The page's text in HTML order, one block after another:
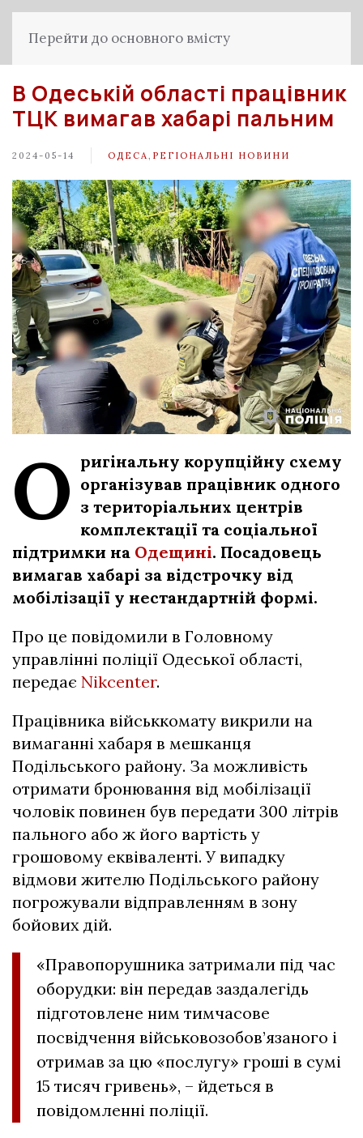
Перейти до основного вмісту
В Одеській області працівник
ТЦК вимагав хабарі пальним
2024-05-14 ОДЕСА РЕГІОНАЛЬНІ НОВИНИ
О ригінальну корупційну схему
організував працівник одного
з територіальних центрів
комплектації та соціальної
підтримки на Одещині. Посадовець
вимагав хабарі за відстрочку від
мобілізації у нестандартній формі.
Про це повідомили в Головному
управлінні поліції Одеської області,
передає Nikcenter.
Працівника військкомату викрили на
вимаганні хабаря в мешканця
Подільського району. За можливість
отримати бронювання від мобілізації
чоловік повинен був передати 300 літрів
пального або ж його вартість у
грошовому еквіваленті. У випадку
відмови жителю Подільського району
погрожували відправленням в зону
бойових дій.
«Правопорушника затримали під час
оборудки: він передав заздалегідь
підготовлене ним тимчасове
посвідчення військовозобов’язаного і
отримав за цю «послугу» гроші в сумі
15 тисяч гривень», – йдеться в
повідомленні поліції.